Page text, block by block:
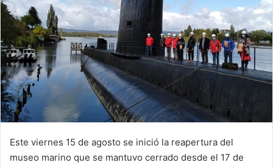
Este viernes 15 de agosto se inició la reapertura del
museo marino que se mantuvo cerrado desde el 17 de